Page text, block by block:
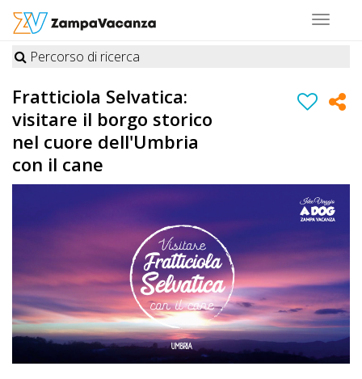
Toggle
STRUTTURE
A
DOG
LUOGHI
A
OFFERTE
A
Percorso di ricerca
Fratticiola Selvatica:
visitare il borgo storico
nel cuore dell'Umbria
con il cane